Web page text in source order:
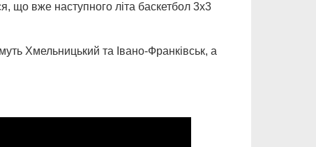
що вже наступного літа баскетбол 3х3
Хмельницький та Івано-Франківськ, а